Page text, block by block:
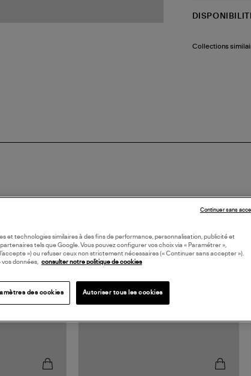
Collections
et technologies similaires à des fins de performance, personnalisation, publicité et
tels que Google. Vous pouvez configurer vos choix via « Paramétrer »,
») ou refuser ceux non strictement nécessaires (« Continuer sans accepter »).
vos données, consulter notre politique de cookies
des cookies Autoriser tous les cookies
Continuer sans